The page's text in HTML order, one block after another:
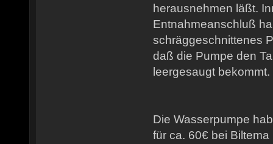
herausnehmen läßt.
Entnahmeanschluß
schräggeschnittenes
daß die Pumpe den
leergesaugt bekommt.
Die Wasserpumpe
für ca. 60€ bei